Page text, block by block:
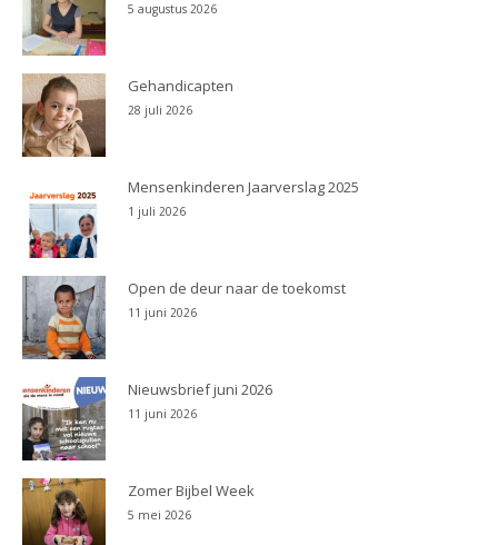
5 augustus 2026
Gehandicapten
28 juli 2026
Mensenkinderen Jaarverslag 2025
1 juli 2026
Open de deur naar de toekomst
11 juni 2026
Nieuwsbrief juni 2026
11 juni 2026
Zomer Bijbel Week
5 mei 2026